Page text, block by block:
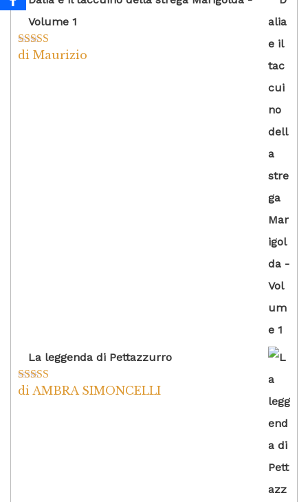
Volume 1
Valutato4
di Maurizio
La leggenda di Pettazzurro
Valutato5su
di AMBRA SIMONCELLI